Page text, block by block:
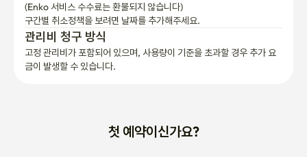
관리비 청구 방식
고정 관리비가 포함되어 있으며, 사용량이 기준을 초과할 경우 추가 요
금이 발생할 수 있습니다.
이메일로 입주 안내 받기